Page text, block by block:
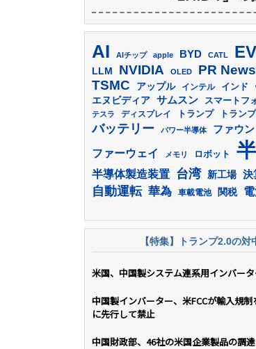
AI AIチップ apple BYD CATL EV
LLM NVIDIA OLED PR
TSMC アップル インテル インド
エヌビディア サムスン スマートフ
テスラ
ディスプレイ トランプ トラン
バッテリー パワー半導体 ファウ
ファーウェイ メモリ ロボット
半導体製造装置 台湾 新工場 決
自動運転 華為 車載電池 関税
【特集】トランプ2.0の対
米国、中国製システム連系用インバー
中国製インバーター、米FCCが輸入規
に先行して禁止
中国財政部、46社の米国企業製品の調